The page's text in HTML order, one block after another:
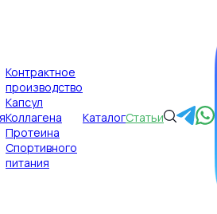
Контрактное
производство
Капсул
Коллагена
Протеина
Спортивного
питания
КаталогСтатьи